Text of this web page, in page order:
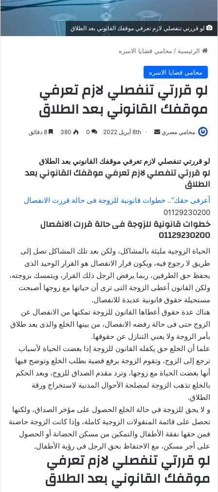
لو قررتي تنفصلي لازم تعرفي موقفك القانوني بعد الطلاق
الرئيسية / محامي قضايا الاسره
محامي قضايا الاسره
لو قررتي تنفصلي لازم تعرفي
موقفك القانوني بعد الطلاق
محامي مصري
ل
ب
ي
ا
ل
8th أبريل 2022 0
380
لو قررتي تنفصلي لازم تعرفي موقفك القانوني بعد الطلاق
لو قررتي تنفصلي لازم تعرفي موقفك القانوني بعد
الطلاق
أعرفى حقك”.. خطوات قانونية للزوجة فى حالة قررت الانفصال
01129230200
خطوات قانونية للزوجة فى حالة قررت الانفصال
01129230200
الحياة الزوجية مليئة بالمشاكل، ولكن بعد تلك المشاكل تصل إلى
طريق لا رجوع فيه، ويكون قرار الانفصال هو القرار الوحيد الذى
يحفظ حق الطرفين، ربما يرفض الرجل ذلك القرار، ويتمسك بزوجته،
ولكن القانون أعطى الزوجة التى ترى أن حياتها مع زوجها أصبحت
مستحيلة حقوق قانونية عديدة للانفصال.
هناك عدة حقوق أعطاها القانون للزوجة تمكنها من الانفصال عن
الزوج حتى فى حالة رفضه الانفصال، من بينها الخلع والذى يعد طلاق
بأمر الزوجة ولا يعني التنازل عن حقوقها.
علما أن الخلع حق يكفله القانون للزوجة إذا بغضت الحياة لأسباب
ترجع إلى الزوج، وتقوم الزوجة برفع قضية بطلب الخلع وتوضح فيها
أنها بغضت الحياة مع زوجها، وترد مقدم الصداق للزوج، وبعد الحكم
بالخلع تذهب الزوجة لمصلحة الأحوال المدنية لاستخراج ورقة
الطلاق.
و لا يحق للزوجة في حالة الخلع الحصول على مؤخر الصداق، ولكنها
تحصل على قائمة المنقولات الزوجية كاملة، وإذا كانت الزوجة حاضنة
فمن حقها نفقة الأطفال والتمكين من مسكن الحضانة أو الحصول
على أجر مسكن، مع الاحتفاظ بحق الرجل فى رؤية الأطفال.
لو قررتي تنفصلي لازم تعرفي
موقفك القانوني بعد الطلاق